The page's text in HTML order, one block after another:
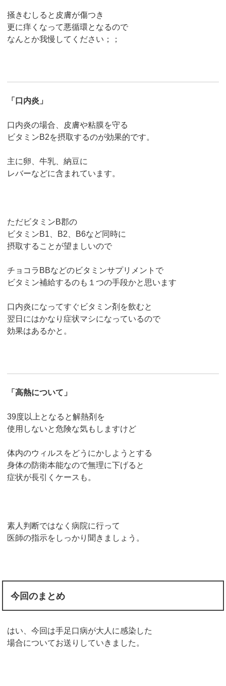
掻きむしると皮膚が傷つき
更に痒くなって悪循環となるので
なんとか我慢してください；；
「口内炎」
口内炎の場合、皮膚や粘膜を守る
ビタミンB2を摂取するのが効果的です。
主に卵、牛乳、納豆に
レバーなどに含まれています。
ただビタミンB郡の
ビタミンB1、B2、B6など同時に
摂取することが望ましいので
チョコラBBなどのビタミンサプリメントで
ビタミン補給するのも１つの手段かと思います
口内炎になってすぐビタミン剤を飲むと
翌日にはかなり症状マシになっているので
効果はあるかと。
「高熱について」
39度以上となると解熱剤を
使用しないと危険な気もしますけど
体内のウィルスをどうにかしようとする
身体の防衛本能なので無理に下げると
症状が長引くケースも。
素人判断ではなく病院に行って
医師の指示をしっかり聞きましょう。
今回のまとめ
はい、今回は手足口病が大人に感染した
場合についてお送りしていきました。